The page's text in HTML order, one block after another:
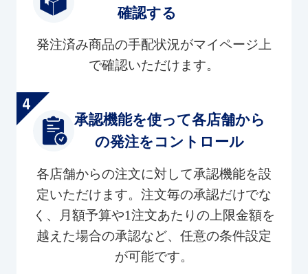
確認する
発注済み商品の手配状況がマイページ上
で確認いただけます。
承認機能を使って各店舗から
の発注をコントロール
各店舗からの注文に対して承認機能を設
定いただけます。注文毎の承認だけでな
く、月額予算や1注文あたりの上限金額を
越えた場合の承認など、任意の条件設定
が可能です。